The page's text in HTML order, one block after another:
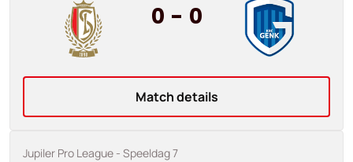
0 - 0
Match details
Jupiler Pro League - Speeldag 7